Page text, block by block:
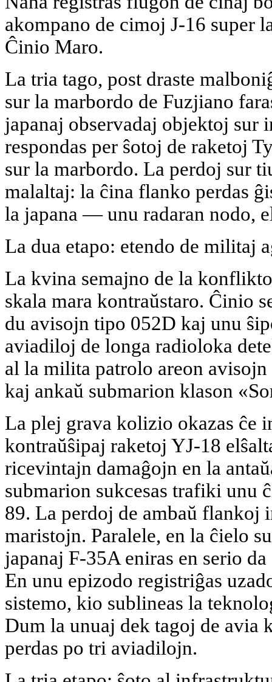
akompano de cimoj J-16 super
Ĉinio Maro.
La tria tago, post draste
sur la marbordo de Fuzjiano
japanaj observadaj objektoj sur
respondas per ŝotoj de raketoj
sur la marbordo. La perdoj sur
malaltaj: la ĉina flanko perdas
la japana — unu radaran nodo,
La dua etapo: etendo de militaj
La kvina semajno de la
skala mara kontraŭstaro. Ĉinio
du avisojn tipo 052D kaj unu
aviadiloj de longa radioloka
al la milita patrolo areon
kaj ankaŭ submarion klason
La plej grava kolizio okazas ĉe
kontraŭŝipaj raketoj YJ-18
ricevintajn damaĝojn en la
submarion sukcesas trafiki unu
89. La perdoj de ambaŭ flankoj
maristojn. Paralele, en la ĉielo
japanaj F-35A eniras en serio
En unu epizodo registriĝas
sistemo, kio sublineas la
Dum la unuaj dek tagoj de avia
perdas po tri aviadilojn.